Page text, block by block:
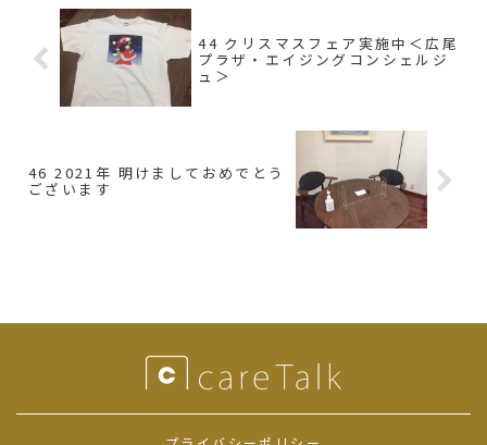
44 クリスマスフェア実施中＜広尾
プラザ・エイジングコンシェルジ
ュ＞
46 2021年 明けましておめでとう
ございます